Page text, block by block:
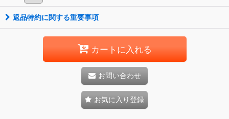
返品特約に関する重要事項
カートに入れる
お問い合わせ
お気に入り登録